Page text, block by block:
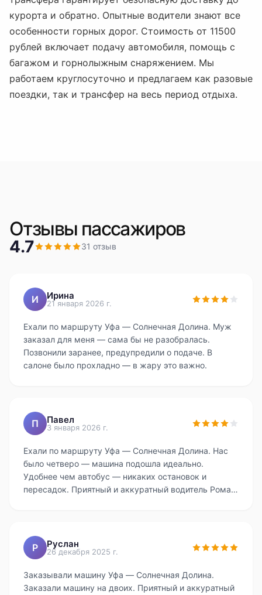
курорта и обратно. Опытные водители знают все
особенности горных дорог. Стоимость от 11500
рублей включает подачу автомобиля, помощь с
багажом и горнолыжным снаряжением. Мы
работаем круглосуточно и предлагаем как разовые
поездки, так и трансфер на весь период отдыха.
Отзывы пассажиров
4.7 31 отзыв
И Ирина
21 января 2026 г.
Ехали по маршруту Уфа — Солнечная Долина. Муж
заказал для меня — сама бы не разобралась.
Позвонили заранее, предупредили о подаче. В
салоне было прохладно — в жару это важно.
П Павел
3 января 2026 г.
Ехали по маршруту Уфа — Солнечная Долина. Нас
было четверо — машина подошла идеально.
Удобнее чем автобус — никаких остановок и
пересадок. Приятный и аккуратный водитель Роман.
Р Руслан
26 декабря 2025 г.
Заказывали машину Уфа — Солнечная Долина.
Заказали машину на двоих. Приятный и аккуратный